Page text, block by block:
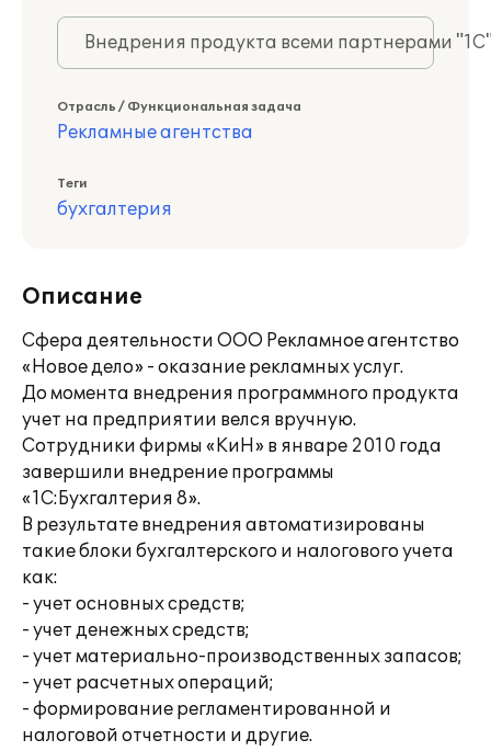
Внедрения продукта всеми партнерами
Отрасль / Функциональная задача
Рекламные агентства
Теги
бухгалтерия
Описание
Сфера деятельности ООО Рекламное агентство
«Новое дело» - оказание рекламных услуг.
До момента внедрения программного продукта
учет на предприятии велся вручную.
Сотрудники фирмы «КиН» в январе 2010 года
завершили внедрение программы
«1С:Бухгалтерия 8».
В результате внедрения автоматизированы
такие блоки бухгалтерского и налогового учета
как:
- учет основных средств;
- учет денежных средств;
- учет материально-производственных запасов;
- учет расчетных операций;
- формирование регламентированной и
налоговой отчетности и другие.